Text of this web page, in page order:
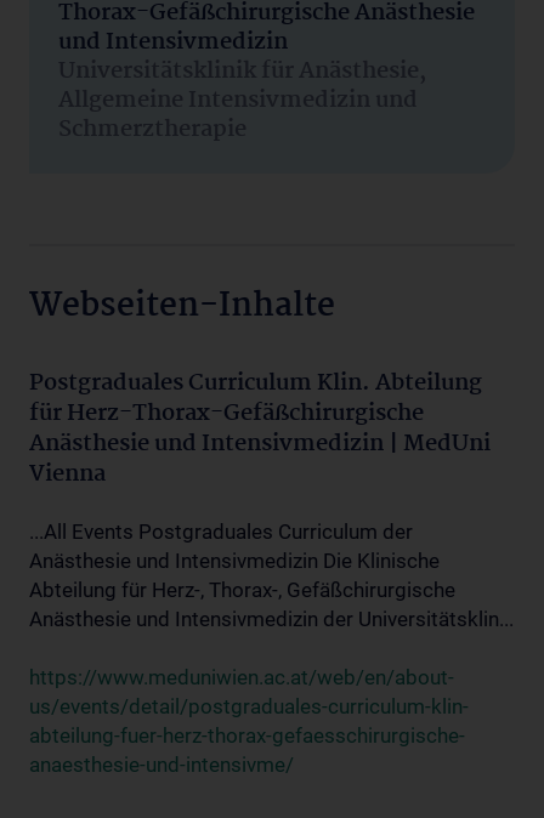
Thorax-Gefäßchirurgische Anästhesie
und Intensivmedizin
Universitätsklinik für Anästhesie,
Allgemeine Intensivmedizin und
Schmerztherapie
Webseiten-Inhalte
Postgraduales Curriculum Klin. Abteilung
für Herz-Thorax-Gefäßchirurgische
Anästhesie und Intensivmedizin | MedUni
Vienna
...All Events Postgraduales Curriculum der
Anästhesie und Intensivmedizin Die Klinische
Abteilung für Herz-, Thorax-, Gefäßchirurgische
Anästhesie und Intensivmedizin der Universitätsklin...
https://www.meduniwien.ac.at/web/en/about-
us/events/detail/postgraduales-curriculum-klin-
abteilung-fuer-herz-thorax-gefaesschirurgische-
anaesthesie-und-intensivme/